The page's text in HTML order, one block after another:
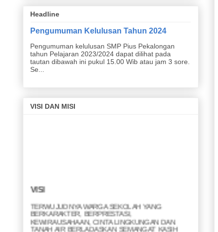
Headline
Pengumuman Kelulusan Tahun 2024
Pengumuman kelulusan SMP Pius Pekalongan
tahun Pelajaran 2023/2024 dapat dilihat pada
tautan dibawah ini pukul 15.00 Wib atau jam 3 sore.
Se...
VISI DAN MISI
VISI
BERKARAKTER, BERPRESTASI,
KEWIRAUSAHAAN, CINTA LINGKUNGAN DAN
TANAH AIR BERLADASKAN SEMANGAT KASIH